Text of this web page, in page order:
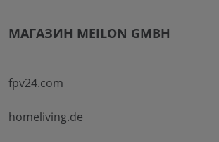
МАГАЗИН MEILON GMBH
fpv24.com
homeliving.de